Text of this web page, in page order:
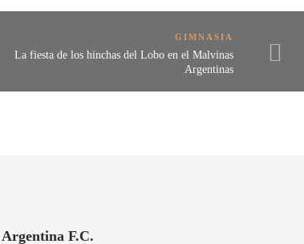
GIMNASIA
La fiesta de los hinchas del Lobo en el Malvinas
Argentinas
Argentina F.C.